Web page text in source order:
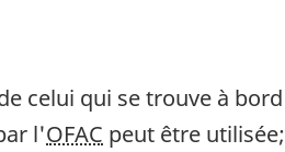
celui qui se trouve à bord
l'OFAC peut être utilisée;